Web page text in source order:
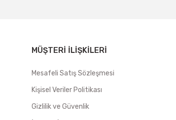
MÜŞTERI İLIŞKILERI
Mesafeli Satış Sözleşmesi
Kişisel Veriler Politikası
Gizlilik ve Güvenlik